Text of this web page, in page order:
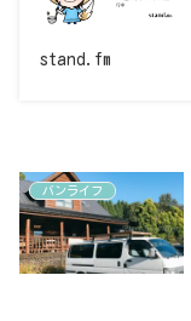
stand.fm
バンライフ